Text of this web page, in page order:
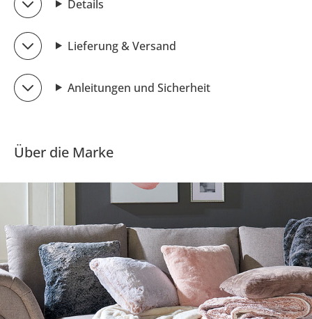
Details
Lieferung & Versand
Anleitungen und Sicherheit
Über die Marke